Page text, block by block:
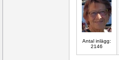
Antal inlägg:
2146